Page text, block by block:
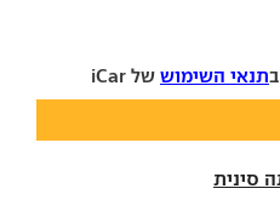
תנאי השימוש של iCar